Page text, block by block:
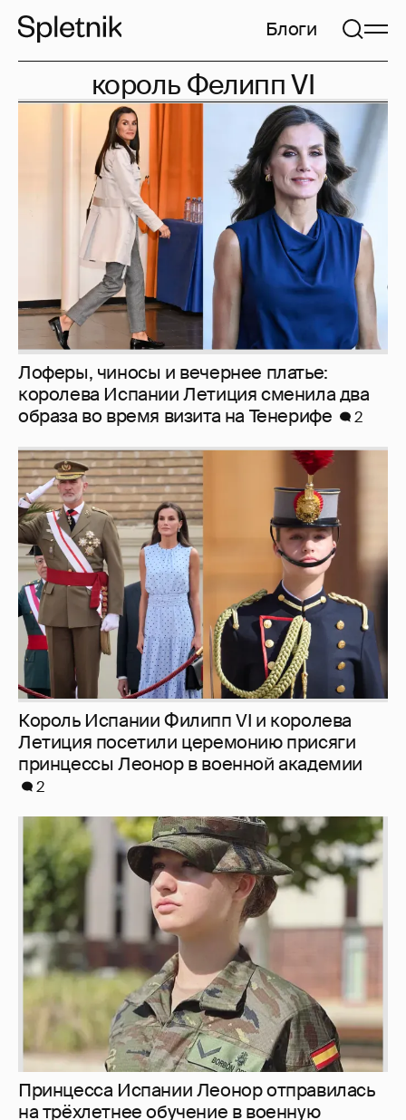
Блоги
король Фелипп VI
Лоферы, чиносы и вечернее платье:
королева Испании Летиция сменила два
образа во время визита на Тенерифе
2
Король Испании Филипп VI и королева
Летиция посетили церемонию присяги
принцессы Леонор в военной академии
2
Принцесса Испании Леонор отправилась
на трёхлетнее обучение в военную